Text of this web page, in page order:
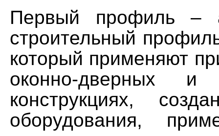
Первый профиль –
строительный
который применяют
оконно-дверных и
конструкциях,
оборудования,